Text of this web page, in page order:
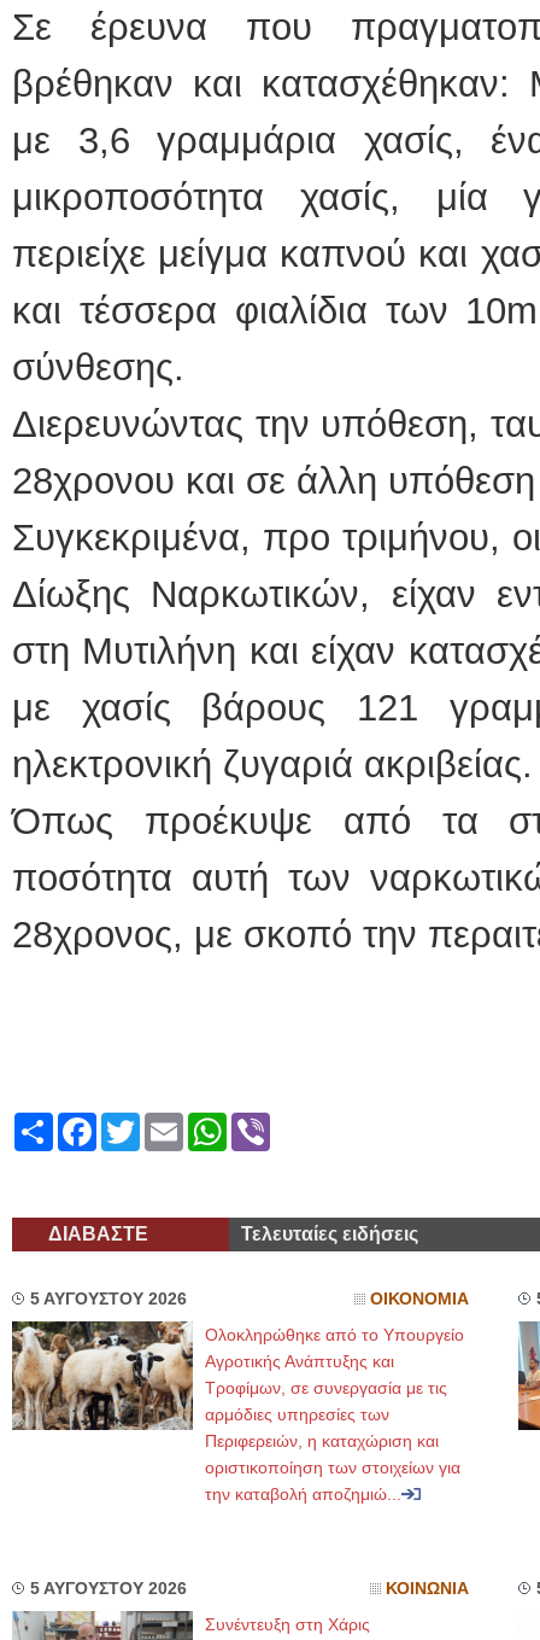
Σε έρευνα που
βρέθηκαν και κατασχέθηκαν:
με 3,6 γραμμάρια χασίς,
μικροποσότητα χασίς, μία
περιείχε μείγμα καπνού και
και τέσσερα φιαλίδια των
σύνθεσης.
Διερευνώντας την υπόθεση,
28χρονου και σε άλλη
Συγκεκριμένα, προ τριμήνου,
Δίωξης Ναρκωτικών, είχαν
στη Μυτιλήνη και είχαν
με χασίς βάρους 121
ηλεκτρονική ζυγαριά ακριβείας.
Όπως προέκυψε από τα
ποσότητα αυτή των
28χρονος, με σκοπό την
ShareFacebook
TwitterEmailWhatsApp
ΔΙΑΒΑΣΤΕ Τελευταίες ειδήσεις
5 ΑΥΓΟΥΣΤΟΥ 2026 ΟΙΚΟΝΟΜΙΑ
Ολοκληρώθηκε από το Υπουργείο
Αγροτικής Ανάπτυξης και
Τροφίμων, σε συνεργασία με τις
αρμόδιες υπηρεσίες των
Περιφερειών, η καταχώριση και
οριστικοποίηση των στοιχείων για
την καταβολή αποζημιώ...
5 ΑΥΓΟΥΣΤΟΥ 2026 ΚΟΙΝΩΝΙΑ
Συνέντευξη στη Χάρις